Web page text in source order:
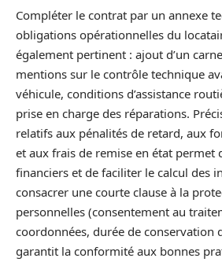
Compléter le contrat par un annexe
obligations opérationnelles du
également pertinent : ajout d’un
mentions sur le contrôle technique
véhicule, conditions d’assistance
prise en charge des réparations.
relatifs aux pénalités de retard, aux
et aux frais de remise en état permet
financiers et de faciliter le calcul des
consacrer une courte clause à la
personnelles (consentement au
coordonnées, durée de conservation
garantit la conformité aux bonnes